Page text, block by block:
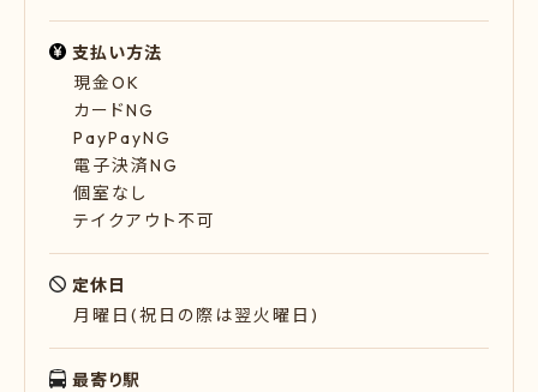
支払い方法
現金OK
カードNG
PayPayNG
電子決済NG
個室なし
テイクアウト不可
定休日
月曜日(祝日の際は翌火曜日)
最寄り駅